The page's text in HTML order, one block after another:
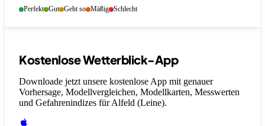
Perfekt Gut Geht so Mäßig Schlecht
Kostenlose Wetterblick-App
Downloade jetzt unsere kostenlose App mit genauer
Vorhersage, Modellvergleichen, Modellkarten, Messwerten
und Gefahrenindizes für Alfeld (Leine).